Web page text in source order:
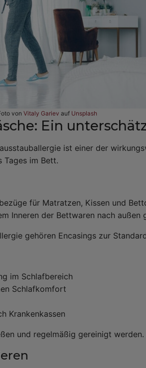
von Vitaly Gariev auf Unsplash
Ein
ist einer der
Tages im Bett.
für Matratzen, Kissen und
Inneren der Bettwaren nach außen
gehören Encasings zur
im Schlafbereich
Schlafkomfort
Krankenkassen
und regelmäßig gereinigt werden.